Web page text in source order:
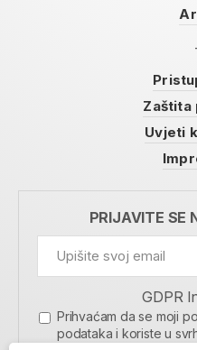
Zaštita
Uvjeti
PRIJAVITE SE
GDPR
Prihvaćam da se moji
podataka i koriste u